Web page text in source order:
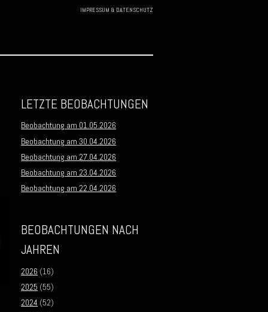
IMPRESSUM & DATENSCHUTZ
LETZTE BEOBACHTUNGEN
Beobachtung am 01.05.2026
Beobachtung am 30.04.2026
Beobachtung am 27.04.2026
Beobachtung am 23.04.2026
Beobachtung am 22.04.2026
BEOBACHTUNGEN NACH
JAHREN
2026 (16)
2025 (55)
2024 (52)